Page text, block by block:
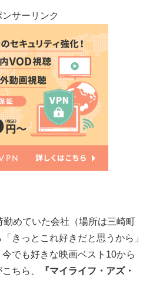
ンサーリンク
勤めていた会社（場所は三崎町
きっとこれ好きだと思うから」
でも好きな映画ベスト10から
ちら、
『マイライフ・アズ・